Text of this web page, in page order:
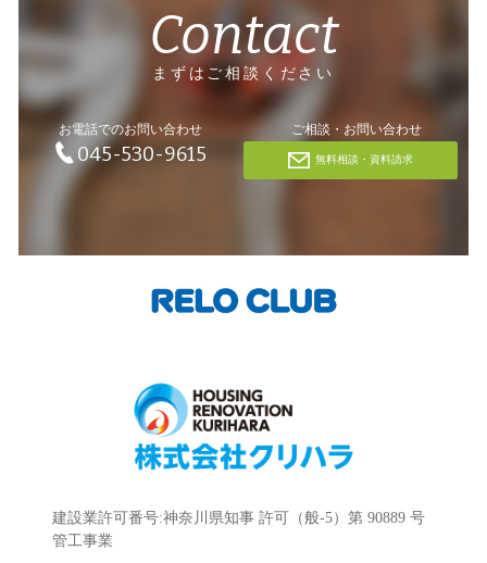
Contact
まずはご相談ください
お電話でのお問い合わせ
045-530-9615
ご相談・お問い合わせ
無料相談・資料請求
建設業許可番号:神奈川県知事 許可（般-5）第 90889 号
管工事業